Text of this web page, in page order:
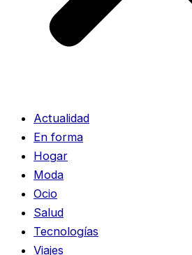
Actualidad
En forma
Hogar
Moda
Ocio
Salud
Tecnologías
Viajes